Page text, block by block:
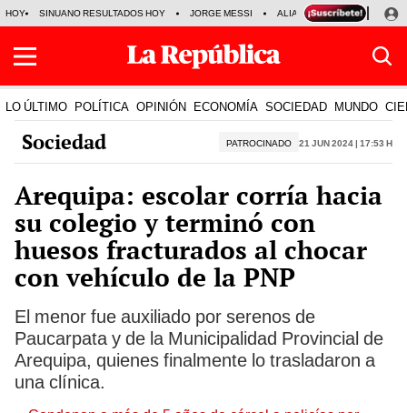
HOY SINUANO RESULTADOS HOY JORGE MESSI ALIANZA LIMA VS SPORT
LO ÚLTIMO POLÍTICA OPINIÓN ECONOMÍA SOCIEDAD MUNDO
Sociedad PATROCINADO 21 Jun 2024 | 17:53 h
Arequipa: escolar corría hacia
su colegio y terminó con
huesos fracturados al chocar
con vehículo de la PNP
El menor fue auxiliado por serenos de
Paucarpata y de la Municipalidad Provincial de
Arequipa, quienes finalmente lo trasladaron a
una clínica.